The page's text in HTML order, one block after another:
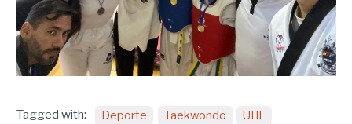
Tagged with: Deporte Taekwondo UHE